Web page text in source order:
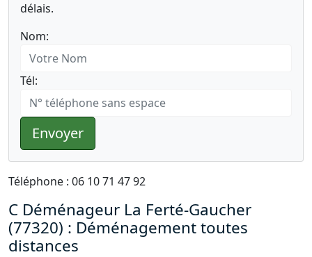
délais.
Nom:
Tél:
Envoyer
Téléphone : 06 10 71 47 92
C Déménageur La Ferté-Gaucher
(77320) : Déménagement toutes
distances